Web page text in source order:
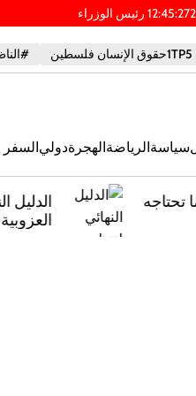
12:45:28
PM
1TP5حقوق الإنسان فلسطين
سياسة الرياضة الهجرةدولي السفر
حفلات توديع
أفكار مبتكرة وخطط